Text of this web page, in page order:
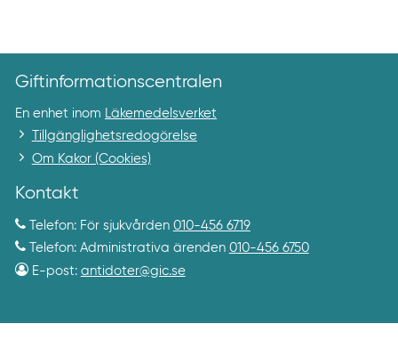
Giftinformationscentralen
En enhet inom
Läkemedelsverket
Tillgänglighetsredogörelse
Om Kakor (Cookies)
Kontakt
Telefon: För sjukvården 010-456 6719
Telefon: Administrativa ärenden 010-456 6750
E-post: antidoter@gic.se